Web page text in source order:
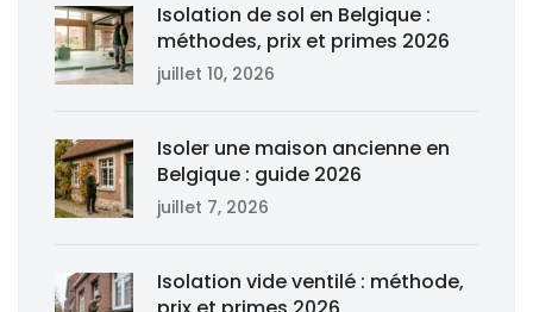
Isolation de sol en Belgique :
méthodes, prix et primes 2026
juillet 10, 2026
Isoler une maison ancienne en
Belgique : guide 2026
juillet 7, 2026
Isolation vide ventilé : méthode,